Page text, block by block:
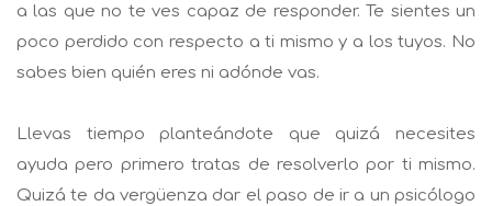
a las que no te ves capaz de responder. Te sientes un
poco perdido con respecto a ti mismo y a los tuyos. No
sabes bien quién eres ni adónde vas.
Llevas tiempo planteándote que quizá necesites
ayuda pero primero tratas de resolverlo por ti mismo.
Quizá te da vergüenza dar el paso de ir a un psicólogo